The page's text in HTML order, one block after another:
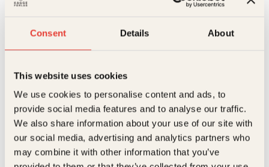
Consent Details About
This website uses cookies
We use cookies to personalise content and ads, to
provide social media features and to analyse our traffic.
We also share information about your use of our site with
our social media, advertising and analytics partners who
may combine it with other information that you’ve
Pocket99krLes mer
Allison Pearson, Nina Aspen
Jeg fatter ikke
Allison Pearson, Nina Aspen
Jeg tror jeg